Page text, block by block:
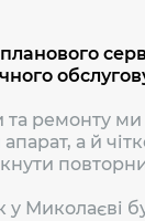
планового
та ремонту
а й
у Миколаєві